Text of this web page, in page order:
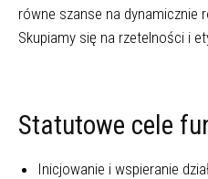
równe szanse na dynamicznie
Skupiamy się na rzetelności i
Statutowe cele
Inicjowanie i wspieranie